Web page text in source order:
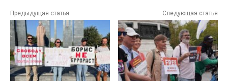
Предыдущая статья Следующая статья